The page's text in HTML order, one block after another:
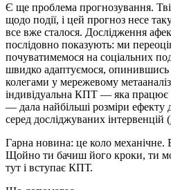
Є ще проблема прогнозування.
щодо події, і цей прогноз несе
все вже сталося. Дослідження
послідовно показують: ми
почуватимемося на соціальних
швидко адаптуємося, опинившись
колегами у мережевому
індивідуальна КПТ — яка працює
— дала найбільші розміри ефекту
серед досліджуваних інтервенцій (
Гарна новина: це коло
Щойно ти бачиш його кроки, ти
тут і вступає КПТ.